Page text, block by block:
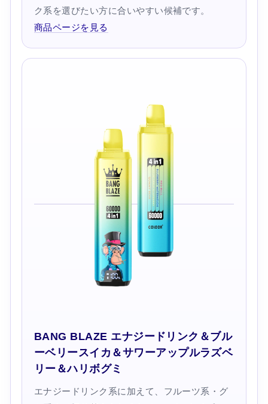
ク系を選びたい方に合いやすい候補です。
商品ページを見る
BANG BLAZE エナジードリンク＆ブル
ーベリースイカ＆サワーアップルラズベ
リー＆ハリボグミ
エナジードリンク系に加えて、フルーツ系・グ